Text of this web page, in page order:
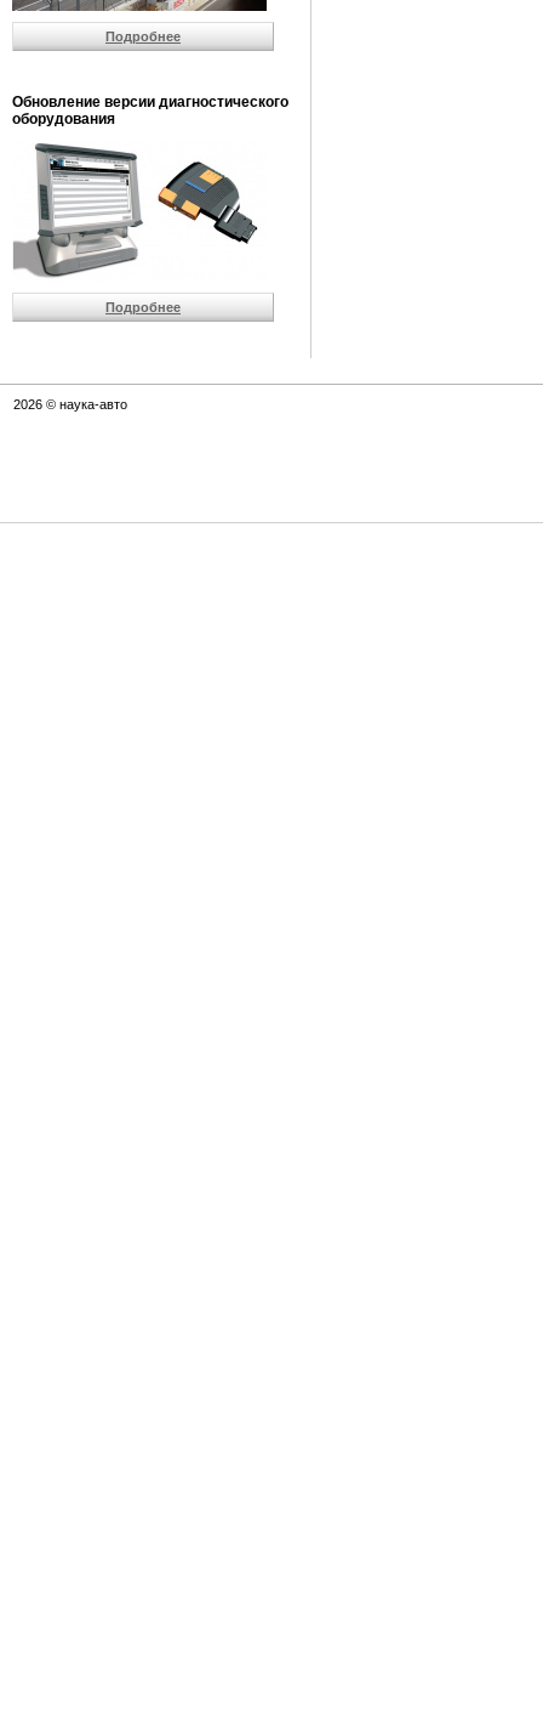
Подробнее
Обновление версии диагностического
оборудования
Подробнее
2026 © наука-авто